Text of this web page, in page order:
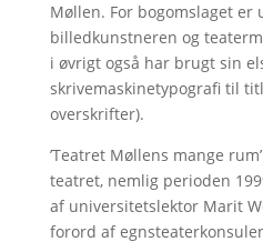
Møllen. For bogomslaget er
billedkunstneren og
i øvrigt også har brugt sin
skrivemaskinetypografi til
overskrifter).
’Teatret Møllens mange
teatret, nemlig perioden
af universitetslektor Marit
forord af